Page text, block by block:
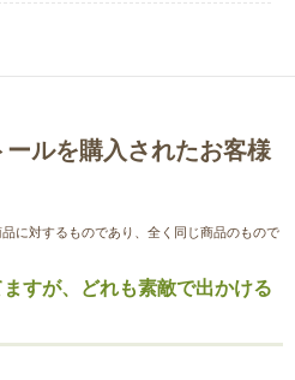
ルを購入されたお客様
に対するものであり、全く同じ商品のもので
すが、どれも素敵で出かける